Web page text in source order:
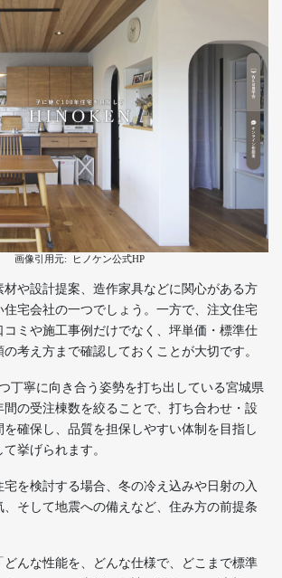
画像引用元: ヒノケン公式HP
材や設計提案、造作家具などに関心がある方
宅会社の一つでしょう。一方で、注文住宅
コミや施工事例だけでなく、坪単価・標準仕
考え方まで確認しておくことが大切です。
丁寧に向き合う姿勢を打ち出している宮城県
の受注棟数を絞ることで、打ち合わせ・設
確保し、品質を担保しやすい体制を目指し
挙げられます。
を検討する場合、冬の冷え込みや日射の入
、そして地震への備えなど、住み方の前提条
んな性能を、どんな仕様で、どこまで標準